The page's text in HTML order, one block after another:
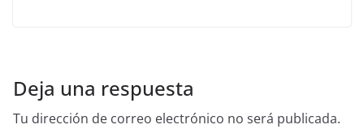
Deja una respuesta
Tu dirección de correo electrónico no será publicada.